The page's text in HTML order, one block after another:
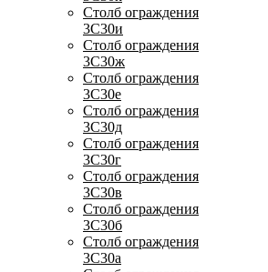
Столб ограждения
3С30и
Столб ограждения
3С30ж
Столб ограждения
3С30е
Столб ограждения
3С30д
Столб ограждения
3С30г
Столб ограждения
3С30в
Столб ограждения
3С30б
Столб ограждения
3С30а